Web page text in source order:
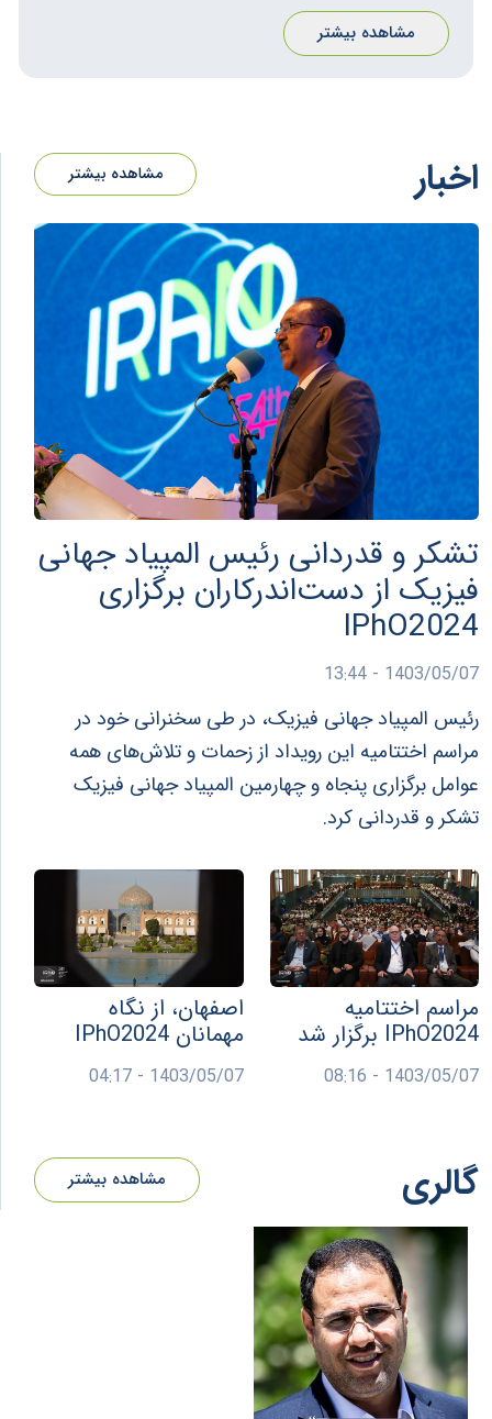
مشاهده بیشتر
اخبار مشاهده بیشتر
تشکر و قدردانی رئیس المپیاد جهانی
فیزیک از دست‌اندرکاران برگزاری
IPhO2024
1403/05/07 - 13:44
رئیس المپیاد جهانی فیزیک، در طی سخنرانی خود در
مراسم اختتامیه این رویداد از زحمات و تلاش‌های همه
عوامل برگزاری پنجاه و چهارمین المپیاد جهانی فیزیک
تشکر و قدردانی کرد.
مراسم اختتامیه
IPhO2024 برگزار شد
1403/05/07 - 08:16
اصفهان، از نگاه
مهمانان IPhO2024
1403/05/07 - 04:17
گالری مشاهده بیشتر